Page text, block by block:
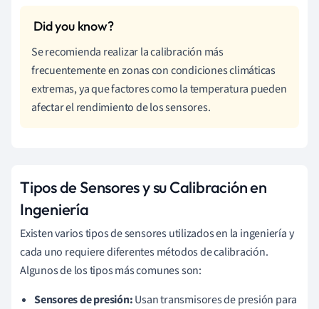
Se recomienda realizar la calibración más
frecuentemente en zonas con condiciones climáticas
extremas, ya que factores como la temperatura pueden
afectar el rendimiento de los sensores.
Tipos de Sensores y su Calibración en
Ingeniería
Existen varios tipos de sensores utilizados en la ingeniería y
cada uno requiere diferentes métodos de calibración.
Algunos de los tipos más comunes son:
Sensores de presión:Usan transmisores de presión para